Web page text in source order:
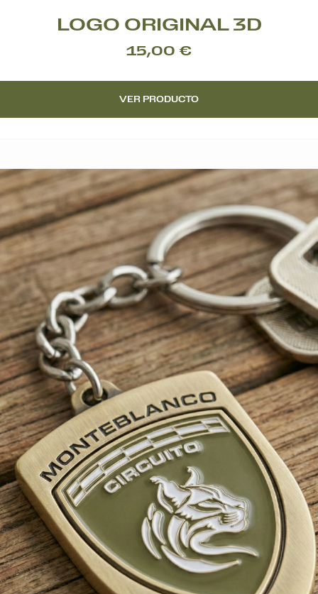
LOGO ORIGINAL 3D
15,00 €
VER PRODUCTO